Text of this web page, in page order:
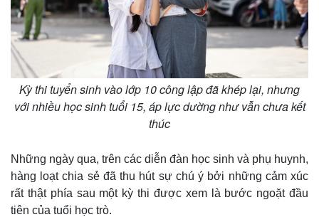
Kỳ thi tuyển sinh vào lớp 10 công lập đã khép lại, nhưng
với nhiều học sinh tuổi 15, áp lực dường như vẫn chưa kết
thúc
Những ngày qua, trên các diễn đàn học sinh và phụ huynh,
hàng loạt chia sẻ đã thu hút sự chú ý bởi những cảm xúc
rất thật phía sau một kỳ thi được xem là bước ngoặt đầu
tiên của tuổi học trò.